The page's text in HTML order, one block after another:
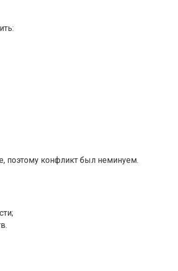
поэтому конфликт был неминуем.